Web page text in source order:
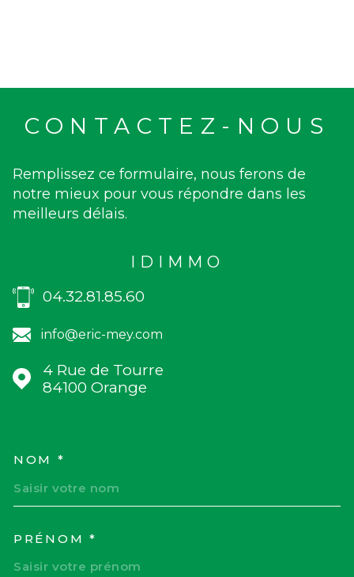
CONTACTEZ-NOUS
Remplissez ce formulaire, nous ferons de
notre mieux pour vous répondre dans les
meilleurs délais.
IDIMMO
04.32.81.85.60
info@eric-mey.com
4 Rue de Tourre
84100
Orange
NOM *
PRÉNOM *